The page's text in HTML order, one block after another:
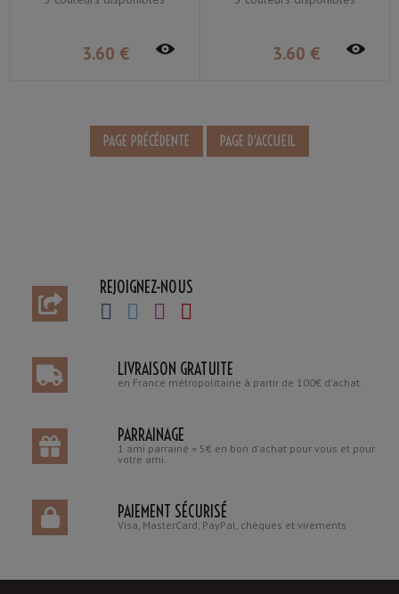
3.60 € 3.60 €
REJOIGNEZ-NOUS
LIVRAISON GRATUITE
en France métropolitaine à partir de 100€ d'achat.
PARRAINAGE
1 ami parrainé = 5€ en bon d'achat pour vous et pour
votre ami.
PAIEMENT SÉCURISÉ
Visa, MasterCard, PayPal, chèques et virements